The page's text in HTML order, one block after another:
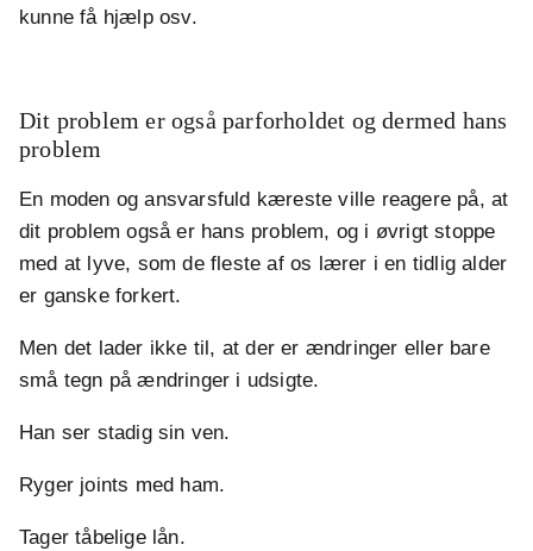
kunne få hjælp osv.
Dit problem er også parforholdet og dermed hans
problem
En moden og ansvarsfuld kæreste ville reagere på, at
dit problem også er hans problem, og i øvrigt stoppe
med at lyve, som de fleste af os lærer i en tidlig alder
er ganske forkert.
Men det lader ikke til, at der er ændringer eller bare
små tegn på ændringer i udsigte.
Han ser stadig sin ven.
Ryger joints med ham.
Tager tåbelige lån.